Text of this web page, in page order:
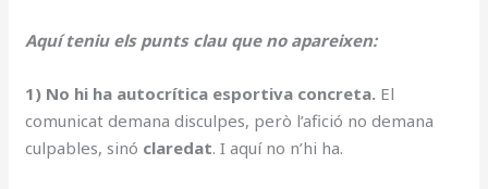
Aquí teniu els punts clau que no apareixen:
1) No hi ha autocrítica esportiva concreta. El
comunicat demana disculpes, però l’afició no demana
culpables, sinó claredat. I aquí no n’hi ha.